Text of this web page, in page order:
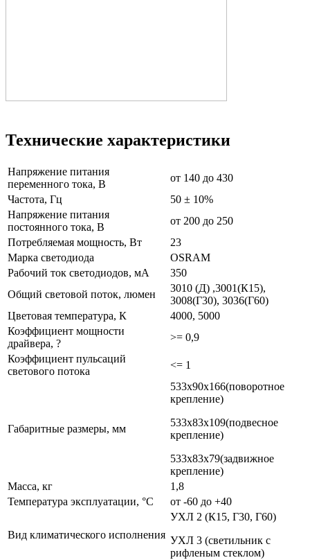
Технические характеристики
Напряжение питания
переменного тока, В
от 140 до 430
Частота, Гц
50 ± 10%
Напряжение питания
постоянного тока, В
от 200 до 250
Потребляемая мощность, Вт
23
Марка светодиода
OSRAM
Рабочий ток светодиодов, мА
350
Общий световой поток, люмен
3010 (Д) ,3001(К15),
3008(Г30), 3036(Г60)
Цветовая температура, К
4000, 5000
Коэффициент мощности
драйвера, ?
>= 0,9
Коэффициент пульсаций
светового потока
<= 1
Габаритные размеры, мм
533х90х166(поворотное
крепление)
533х83х109(подвесное
крепление)
533х83х79(задвижное
крепление)
Масса, кг
1,8
Температура эксплуатации, °С
от -60 до +40
Вид климатического исполнения
УХЛ 2 (К15, Г30, Г60)
УХЛ 3 (светильник с
рифленым стеклом)